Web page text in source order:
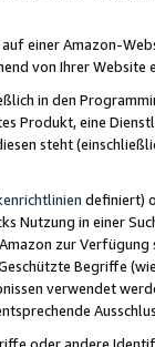
einer Amazon-
von Ihrer
in den
Produkt, eine
steht
definiert)
Nutzung in einer
zur
Begriffe
verwendet
oder andere